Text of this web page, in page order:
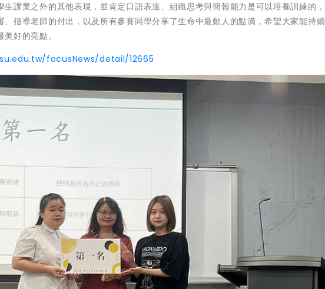
課業之外的其他表現，並肯定口語表達、組織思考與簡報能力是可以培養訓練的，
指導老師的付出，以及所有參賽同學分享了生命中最動人的點滴，希望大家能持續
好的亮點。
focusNews/detail/12665